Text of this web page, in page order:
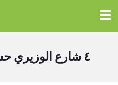
٤ شارع الوزيري حسن – شبرا مصر